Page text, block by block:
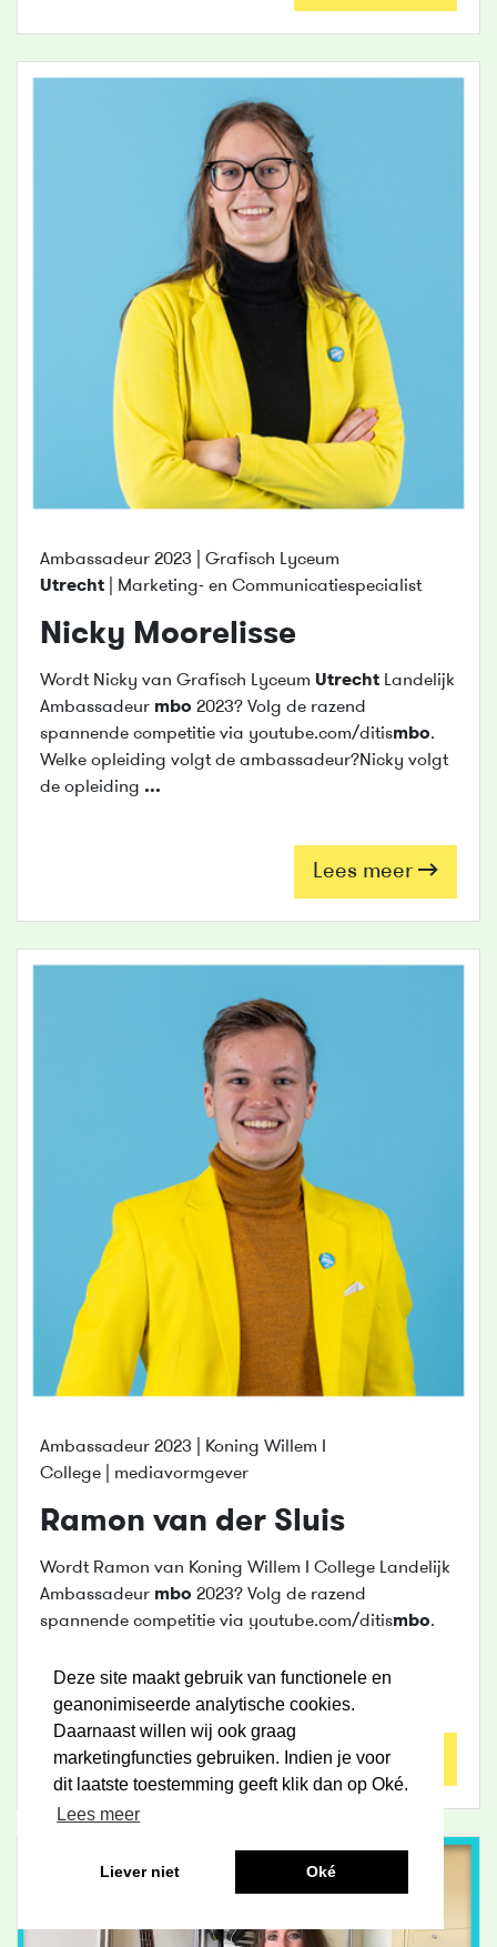
Deze site maakt gebruik van functionele en
geanonimiseerde analytische cookies.
Daarnaast willen wij ook graag
marketingfuncties gebruiken. Indien je voor
dit laatste toestemming geeft klik dan op Oké.
Lees meer
Liever niet Oké
Ambassadeur 2023 | Grafisch Lyceum
Utrecht | Marketing- en Communicatiespecialist
Nicky Moorelisse
Wordt Nicky van Grafisch Lyceum Utrecht Landelijk
Ambassadeur mbo 2023? Volg de razend
spannende competitie via youtube.com/ditismbo.
Welke opleiding volgt de ambassadeur?Nicky volgt
de opleiding ...
Lees meer
Ambassadeur 2023 | Koning Willem I
College | mediavormgever
Ramon van der Sluis
Wordt Ramon van Koning Willem I College Landelijk
Ambassadeur mbo 2023? Volg de razend
spannende competitie via youtube.com/ditismbo.
Mediavormgeving Wat is...
Lees meer